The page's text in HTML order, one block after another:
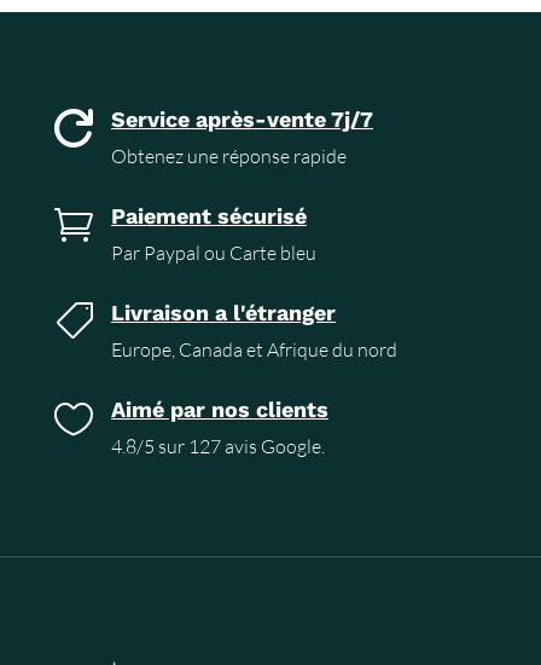
 Service après-vente 7j/7
Obtenez une réponse rapide
 Paiement sécurisé
Par Paypal ou Carte bleu
 Livraison a l'étranger
Europe, Canada et Afrique du nord
 Aimé par nos clients
4.8/5 sur 127 avis Google.